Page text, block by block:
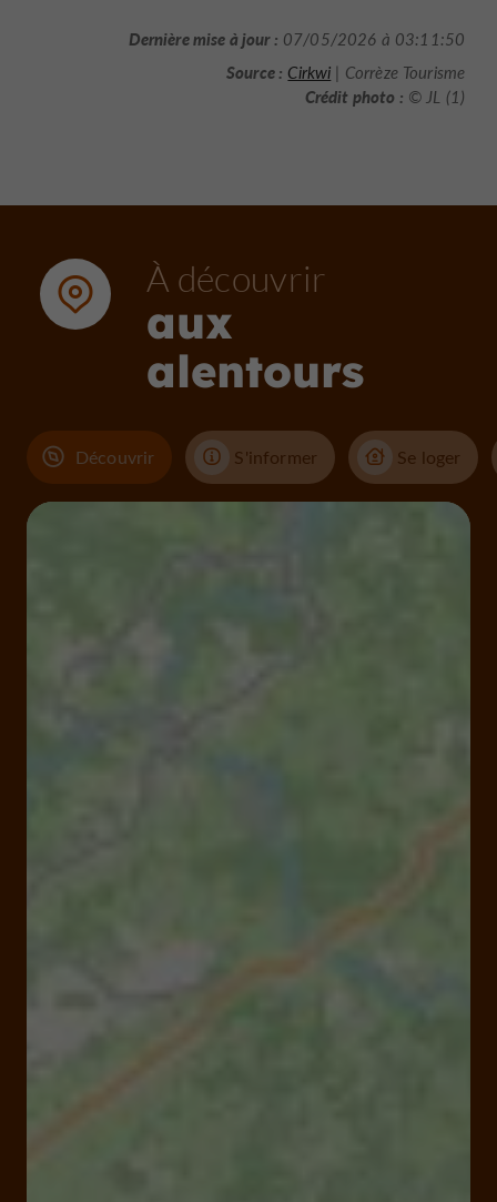
Dernière mise à jour : 07/05/2026 à 03:11:50
Source : Cirkwi | Corrèze Tourisme
Crédit photo : © JL (1)
À découvrir
aux
alentours
Découvrir S'informer Se loger